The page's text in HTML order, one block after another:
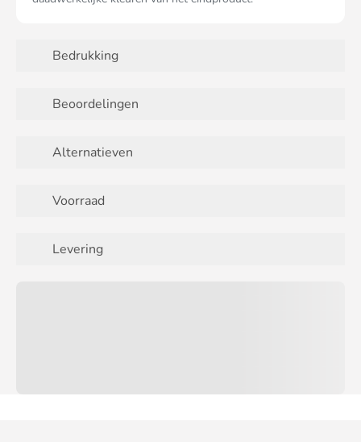
Bedrukking
Beoordelingen
Alternatieven
Voorraad
Levering